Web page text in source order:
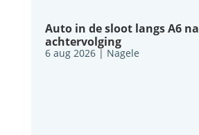
Auto in de sloot langs A6 na
achtervolging
6 aug 2026| Nagele